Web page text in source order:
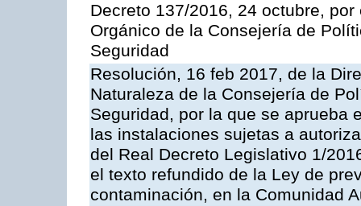
Decreto 137/2016, 24 octubre,
Orgánico de la Consejería de
Seguridad
Resolución, 16 feb 2017, de la
Naturaleza de la Consejería de
Seguridad, por la que se aprueba
las instalaciones sujetas a
del Real Decreto Legislativo 1/
el texto refundido de la Ley de
contaminación, en la Comunidad